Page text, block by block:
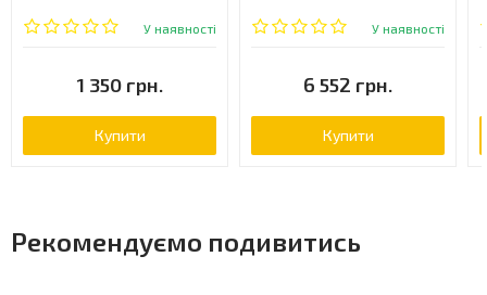
У наявності
1 350 грн.
Купити
У наявності
6 552 грн.
Купити
Рекомендуємо подивитись